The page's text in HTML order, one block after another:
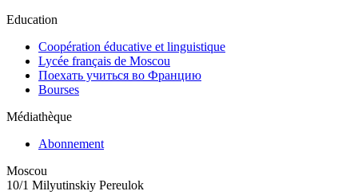
Education
Coopération éducative et linguistique
Lycée français de Moscou
Поехать учиться во Францию
Bourses
Médiathèque
Abonnement
Moscou
10/1 Milyutinskiy Pereulok